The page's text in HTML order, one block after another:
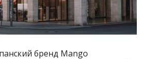
бренд Mango